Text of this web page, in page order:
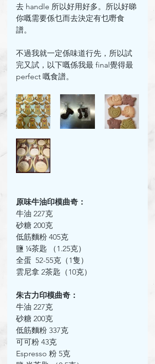
去 handle 所以好用好多。所以好睇
你嘅需要係乜而去決定有乜嘢食
譜。
不過我就一定係味道行先，所以試
完又試， 以下嘅係我最 final覺得最
perfect 嘅食譜。
原味牛油印模曲奇：
牛油 227克
砂糖 200克
低筋麵粉 405克
鹽 ¼茶匙 （1.25克）
全蛋  52-55克（1隻）
雲尼拿 2茶匙（10克）
朱古力印模曲奇：
牛油 227克
砂糖 200克
低筋麵粉 337克
可可粉 43克
Espresso 粉 5克